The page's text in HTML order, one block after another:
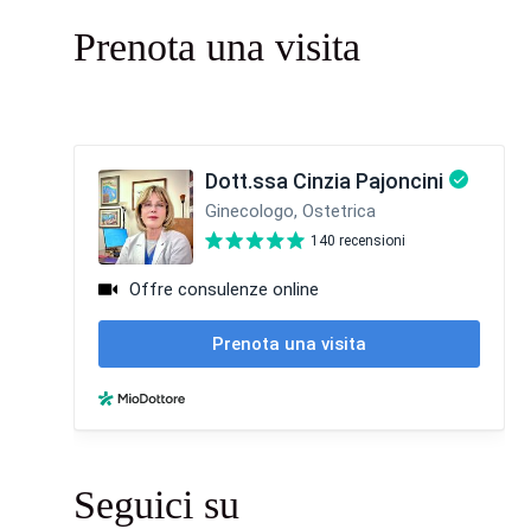
Prenota una visita
Seguici su